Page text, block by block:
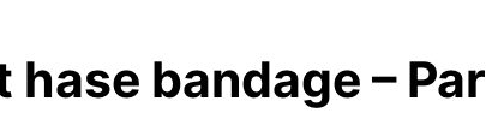
bandage – Par